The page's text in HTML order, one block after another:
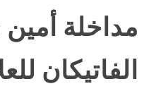
مداخلة
الفاتيكان